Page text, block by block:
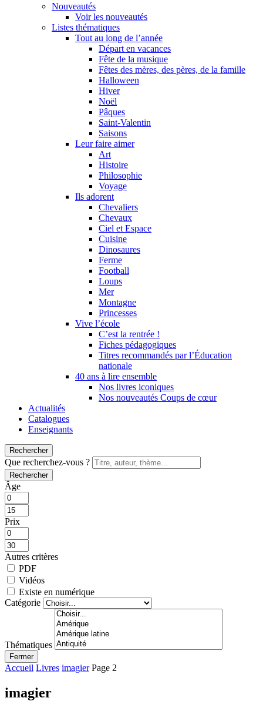
Nouveautés
Voir les nouveautés
Listes thématiques
Tout au long de l’année
Départ en vacances
Fête de la musique
Fêtes des mères, des pères, de la famille
Halloween
Hiver
Noël
Pâques
Saint-Valentin
Saisons
Leur faire aimer
Art
Histoire
Philosophie
Voyage
Ils adorent
Chevaliers
Chevaux
Ciel et Espace
Cuisine
Dinosaures
Ferme
Football
Loups
Mer
Montagne
Princesses
Vive l’école
C’est la rentrée !
Fiches pédagogiques
Titres recommandés par l’Éducation
nationale
40 ans à lire ensemble
Nos livres iconiques
Nos nouveautés Coups de cœur
Actualités
Catalogues
Enseignants
Rechercher
Que recherchez-vous ?
Rechercher
Âge
Prix
Autres critères
PDF
Vidéos
Existe en numérique
Catégorie
Thématiques
Fermer
Accueil Livres imagier Page 2
imagier